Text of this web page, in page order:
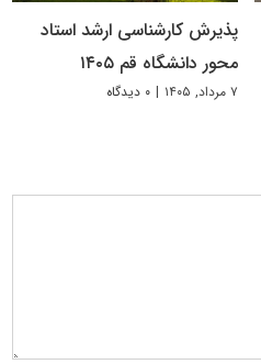
پذیرش کارشناسی ارشد استاد
محور دانشگاه قم ۱۴۰۵
۷ مرداد, ۱۴۰۵ | ۰ دیدگاه